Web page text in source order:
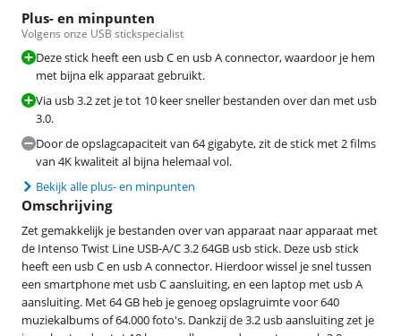
Plus- en minpunten
Volgens onze USB stickspecialist
Deze stick heeft een usb C en usb A connector, waardoor je hem
met bijna elk apparaat gebruikt.
Via usb 3.2 zet je tot 10 keer sneller bestanden over dan met usb
3.0.
Door de opslagcapaciteit van 64 gigabyte, zit de stick met 2 films
van 4K kwaliteit al bijna helemaal vol.
Bekijk alle plus- en minpunten
Omschrijving
Zet gemakkelijk je bestanden over van apparaat naar apparaat met
de Intenso Twist Line USB-A/C 3.2 64GB usb stick. Deze usb stick
heeft een usb C en usb A connector. Hierdoor wissel je snel tussen
een smartphone met usb C aansluiting, en een laptop met usb A
aansluiting. Met 64 GB heb je genoeg opslagruimte voor 640
muziekalbums of 64.000 foto's. Dankzij de 3.2 usb aansluiting zet je